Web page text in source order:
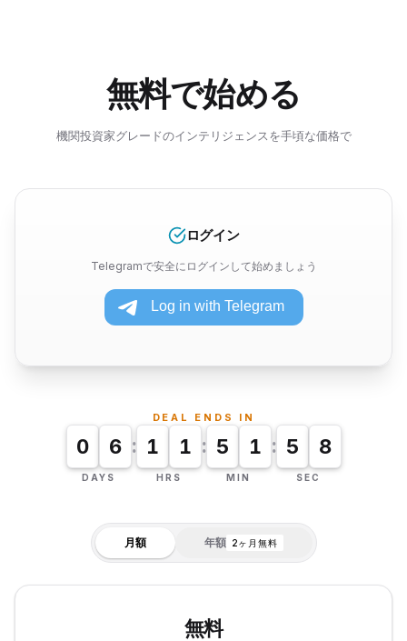
無料で始める
機関投資家グレードのインテリジェンスを手頃な価格で
ログイン
Telegramで安全にログインして始めましょう
DEAL ENDS IN
0 6
DAYS
: 1 1
HRS
: 5 1
MIN
: 5 7
SEC
月額 年額 2ヶ月無料
無料